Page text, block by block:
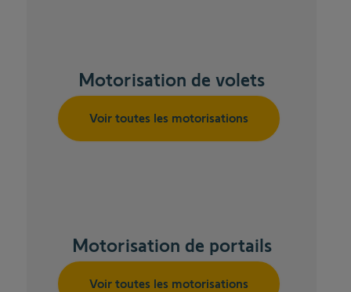
Motorisation de volets
Voir toutes les motorisations
Motorisation de portails
Voir toutes les motorisations